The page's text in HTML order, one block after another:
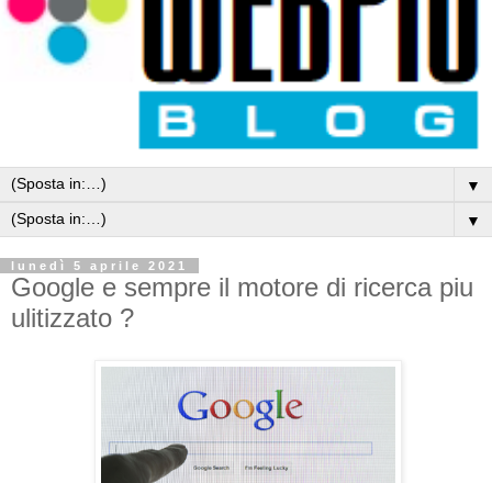
▼
▼
lunedì 5 aprile 2021
Google e sempre il motore di ricerca piu
ulitizzato ?